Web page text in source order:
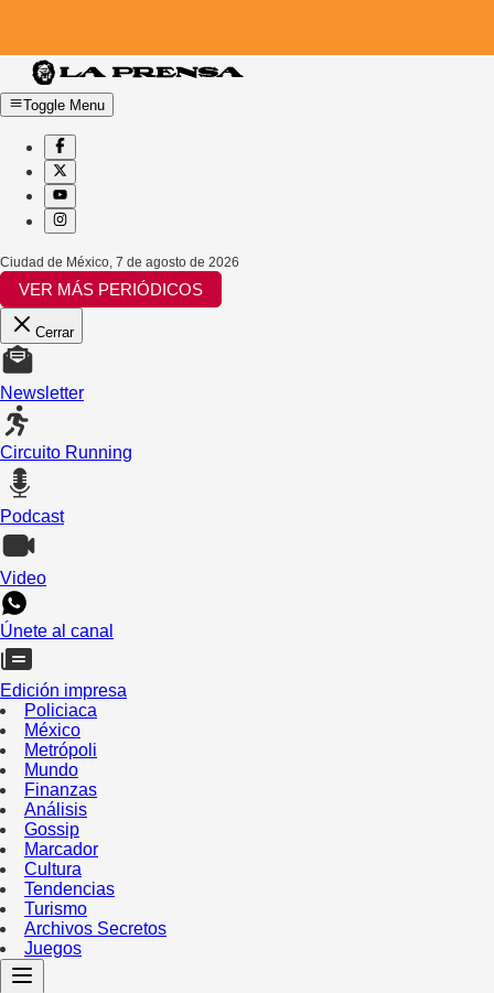
Toggle Menu
Ciudad de México 7 de agosto de 2026
VER MÁS PERIÓDICOS
Cerrar
Newsletter
Circuito Running
Podcast
Video
Únete al canal
Edición impresa
Policiaca
México
Metrópoli
Mundo
Finanzas
Análisis
Gossip
Marcador
Cultura
Tendencias
Turismo
Archivos Secretos
Juegos